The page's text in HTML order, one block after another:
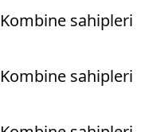
sahipleri
sahipleri